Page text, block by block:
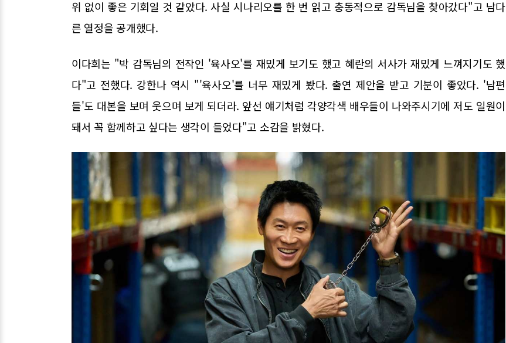
위 없이 좋은 기회일 것 같았다. 사실 시나리오를 한 번 읽고 충동적으로 감독님을 찾아갔다"고 남다
른 열정을 공개했다.
이다희는 "박 감독님의 전작인 '육사오'를 재밌게 보기도 했고 혜란의 서사가 재밌게 느껴지기도 했
다"고 전했다. 강한나 역시 "'육사오'를 너무 재밌게 봤다. 출연 제안을 받고 기분이 좋았다. '남편
들'도 대본을 보며 웃으며 보게 되더라. 앞선 얘기처럼 각양각색 배우들이 나와주시기에 저도 일원이
돼서 꼭 함께하고 싶다는 생각이 들었다"고 소감을 밝혔다.